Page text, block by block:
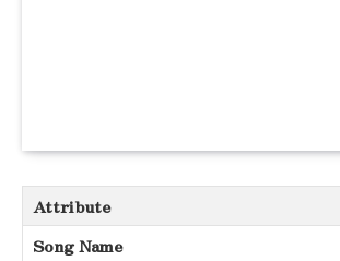
Attribute
Song Name